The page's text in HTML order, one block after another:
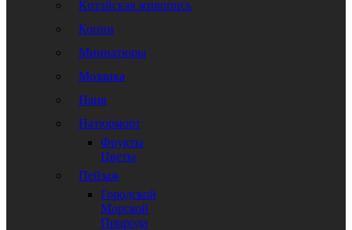
Китайская живопись
Копии
Миниатюры
Мозаика
Наив
Натюрморт
Фрукты
Цветы
Пейзаж
Городской
Морской
Природа